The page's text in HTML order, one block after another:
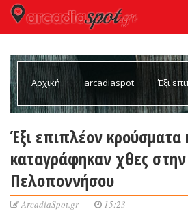
Αρχική arcadiaspot Έξι
Έξι επιπλέον κρούσματα
καταγράφηκαν χθες
Πελοποννήσου
ArcadiaSpot.gr 15:23